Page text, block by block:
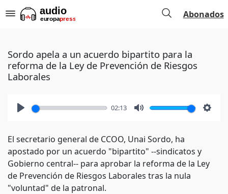
Abonados
Sordo apela a un acuerdo bipartito para la
reforma de la Ley de Prevención de Riesgos
Laborales
02:13
El secretario general de CCOO, Unai Sordo, ha
apostado por un acuerdo "bipartito" --sindicatos y
Gobierno central-- para aprobar la reforma de la Ley
de Prevención de Riesgos Laborales tras la nula
"voluntad" de la patronal.